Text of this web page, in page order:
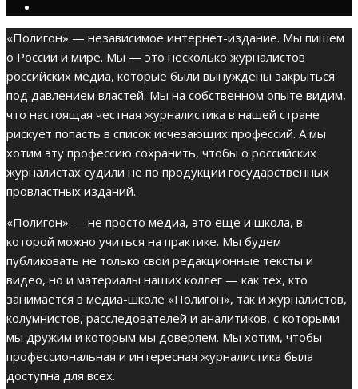
«Полигон» — независимое интернет-издание. Мы пишем
о России и мире. Мы — это несколько журналистов
российских медиа, которые были вынуждены закрыться
под давлением властей. Мы на собственном опыте видим,
что настоящая честная журналистика в нашей стране
рискует попасть в список исчезающих профессий. А мы
хотим эту профессию сохранить, чтобы о российских
журналистах судили не по продукции государственных
провластных изданий.
«Полигон» — не просто медиа, это еще и школа, в
которой можно учиться на практике. Мы будем
публиковать не только свои редакционные тексты и
видео, но и материалы наших коллег — как тех, кто
занимается в медиа-школе «Полигон», так и журналистов,
колумнистов, расследователей и аналитиков, с которыми
мы дружим и которым мы доверяем. Мы хотим, чтобы
профессиональная и интересная журналистика была
доступна для всех.